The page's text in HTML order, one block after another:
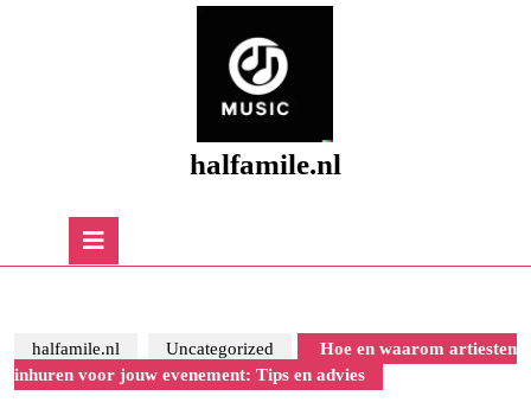
halfamile.nl
halfamile.nl Uncategorized
Hoe en waarom artiesten
inhuren voor jouw evenement: Tips en advies